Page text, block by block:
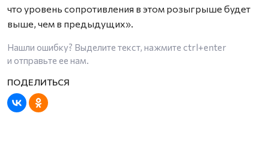
что уровень сопротивления в этом розыгрыше будет
выше, чем в предыдущих».
Нашли ошибку? Выделите текст, нажмите ctrl+enter
и отправьте ее нам.